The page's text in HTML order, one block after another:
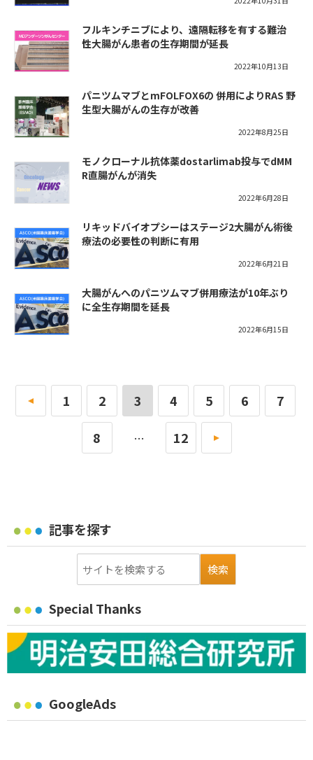
フルキンチニブにより、遠隔転移を有する難治
性大腸がん患者の生存期間が延長
2022年10月13日
パニツムマブとmFOLFOX6の 併用によりRAS 野
生型大腸がんの生存が改善
2022年8月25日
モノクローナル抗体薬dostarlimab投与でdMM
R直腸がんが消失
2022年6月28日
リキッドバイオプシーはステージ2大腸がん術後
療法の必要性の判断に有用
2022年6月21日
大腸がんへのパニツムマブ併用療法が10年ぶり
に全生存期間を延長
2022年6月15日
« 1 2 3 4 5 6 7
8 … 12 »
記事を探す
Special Thanks
GoogleAds